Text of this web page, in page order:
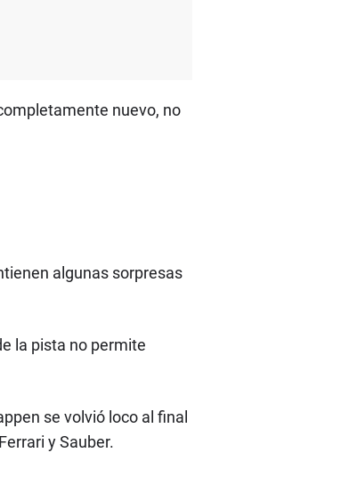
nuevo, no
algunas sorpresas
la pista no permite
se volvió loco al final
y Sauber.